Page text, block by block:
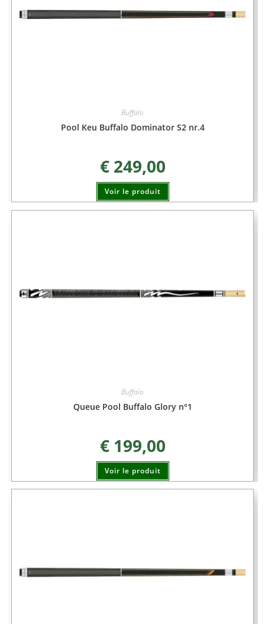
Buffalo
Pool Keu Buffalo Dominator S2 nr.4
€249,00
Voir le produit
Buffalo
Queue Pool Buffalo Glory n°1
€199,00
Voir le produit